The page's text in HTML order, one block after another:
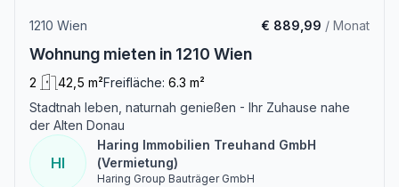
1210 Wien € 889,99 / Monat
Wohnung mieten in 1210 Wien
2 42,5 m²Freifläche: 6.3 m²
Stadtnah leben, naturnah genießen - Ihr Zuhause nahe
der Alten Donau
HI
Haring Immobilien Treuhand GmbH
(Vermietung)
Haring Group Bauträger GmbH